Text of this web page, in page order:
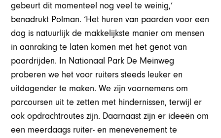
gebeurt dit momenteel nog veel te weinig,’
benadrukt Polman. ‘Het huren van paarden voor een
dag is natuurlijk de makkelijkste manier om mensen
in aanraking te laten komen met het genot van
paardrijden. In Nationaal Park De Meinweg
proberen we het voor ruiters steeds leuker en
uitdagender te maken. We zijn voornemens om
parcoursen uit te zetten met hindernissen, terwijl er
ook opdrachtroutes zijn. Daarnaast zijn er ideeën om
een meerdaags ruiter- en menevenement te